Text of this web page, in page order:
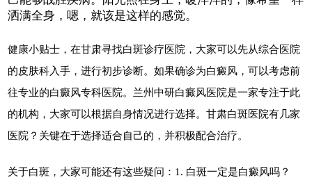
洒满全身，嗯，就该是这样的感觉。
健康小贴士，在甘肃寻找白斑诊疗医院，大家可以先从综合医院
的皮肤科入手，进行初步诊断。如果确诊为白癜风，可以考虑前
往专业的白癜风专科医院。兰州中研白癜风医院是一家专注于此
的机构，大家可以根据自身情况进行选择。甘肃白斑医院有几家
医院？关键在于选择适合自己的，并积极配合治疗。
关于白斑，大家可能还有这些疑问：1. 白斑一定是白癜风吗？